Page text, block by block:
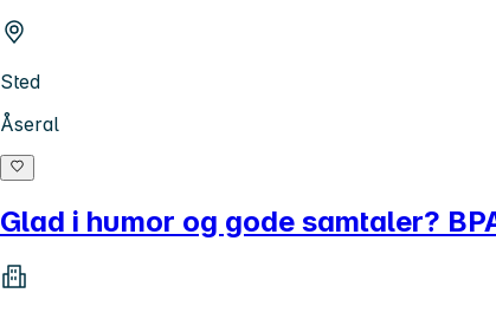
Sted
Åseral
Glad i humor og gode samtaler?